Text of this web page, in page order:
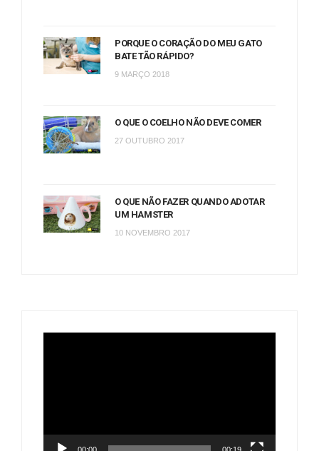
PORQUE O CORAÇÃO DO MEU GATO
BATE TÃO RÁPIDO?
9 MARÇO 2018
O QUE O COELHO NÃO DEVE COMER
27 OUTUBRO 2017
O QUE NÃO FAZER QUANDO ADOTAR
UM HAMSTER
10 NOVEMBRO 2017